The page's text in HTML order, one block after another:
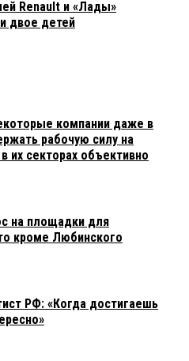
Renault и «Лады»
двое детей
компании даже в
рабочую силу на
их секторах объективно
на площадки для
кроме Любинского
РФ: «Когда достигаешь